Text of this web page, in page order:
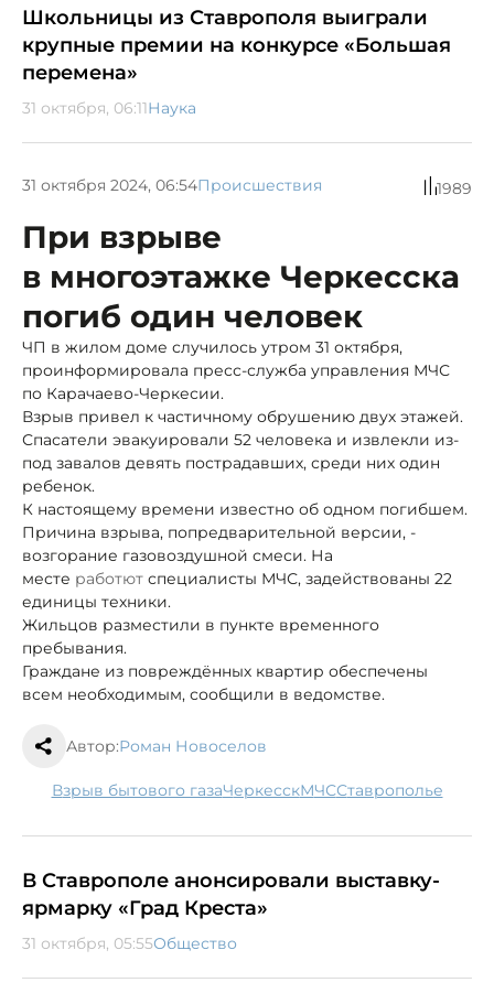
Школьницы из Ставрополя выиграли
крупные премии на конкурсе «Большая
перемена»
31 октября, 06:11Наука
31 октября 2024, 06:54Происшествия 1989
При взрыве
в многоэтажке Черкесска
погиб один человек
ЧП в жилом доме случилось утром 31 октября,
проинформировала пресс-служба управления МЧС
по Карачаево-Черкесии.
Взрыв привел к частичному обрушению двух этажей.
Спасатели эвакуировали 52 человека и извлекли из-
под завалов девять пострадавших, среди них один
ребенок.
К настоящему времени известно об одном погибшем.
Причина взрыва, попредварительной версии, -
возгорание газовоздушной смеси. На
месте работют специалисты МЧС, задействованы 22
единицы техники.
Жильцов разместили в пункте временного
пребывания.
Граждане из повреждённых квартир обеспечены
всем необходимым, сообщили в ведомстве.
Автор:Роман Новоселов
взрыв бытового газа Черкесск МЧС Ставрополье
В Ставрополе анонсировали выставку-
ярмарку «Град Креста»
31 октября, 05:55Общество